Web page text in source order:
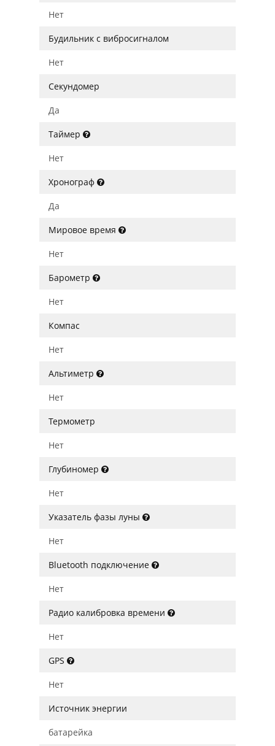
Нет
Будильник с вибросигналом
Нет
Секундомер
Да
Таймер
Нет
Хронограф
Да
Мировое время
Нет
Барометр
Нет
Компас
Нет
Альтиметр
Нет
Термометр
Нет
Глубиномер
Нет
Указатель фазы луны
Нет
Bluetooth подключение
Нет
Радио калибровка времени
Нет
GPS
Нет
Источник энергии
батарейка